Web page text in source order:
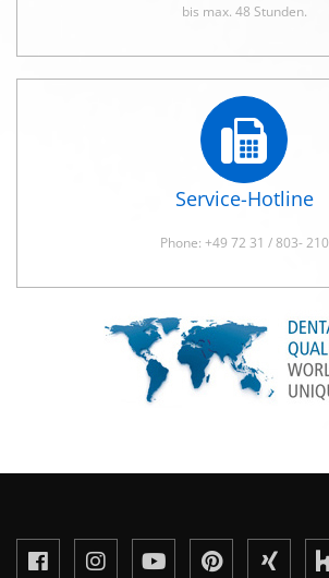
bis max. 48 Stunden.
Service-Hotline
Phone: +49 72 31 / 803- 210